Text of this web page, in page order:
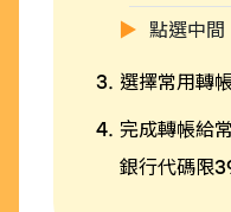
點選中間
選擇常用轉
完成轉帳給
銀行代碼限